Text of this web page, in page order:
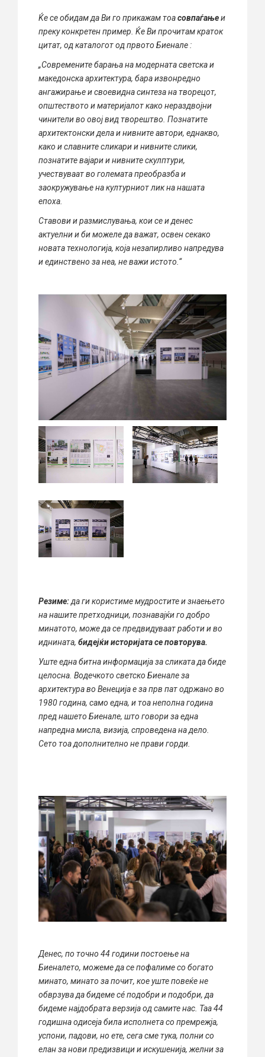
Ќе се обидам да Ви го прикажам тоасовпаѓањеи
преку конкретен пример. Ќе Ви прочитам краток
цитат, од каталогот од првото Биенале :
„Современите барања на модерната светска и
македонска архитектура, бара извонредно
ангажирање и своевидна синтеза на творецот,
општеството и материјалот како нераздвојни
чинители во овој вид творештво. Познатите
архитектонски дела и нивните автори, еднакво,
како и славните сликари и нивните слики,
познатите вајари и нивните скулптури,
учествуваат во големата преобразба и
заокружување на културниот лик на нашата
епоха.
Ставови и размислувања, кои се и денес
актуелни и би можеле да важат, освен секако
новата технологија, која незапирливо напредува
и единствено за неа, не важи истото.“
Резиме:да ги користиме мудростите и знаењето
на нашите претходници, познавајќи го добро
минатото, може да се предвидуваат работи и во
иднината, бидејќи историјата се повторува.
Уште една битна информација за сликата да биде
целосна. Водечкото светско Биенале за
архитектура во Венеција е за прв пат одржано во
1980 година, само една, и тоа неполна година
пред нашето Биенале, што говори за една
напредна мисла, визија, спроведена на дело.
Сето тоа дополнително не прави горди.
Денес, по точно 44 години постоење на
Биеналето, можеме да се пофалиме со богато
минато, минато за почит, кое уште повеќе не
обврзува да бидеме сé подобри и подобри, да
бидеме најдобрата верзија од самите нас. Таа 44
годишна одисеја била исполнета со премрежја,
успони, падови, но ете, сега сме тука, полни со
елан за нови предизвици и искушенија, желни за